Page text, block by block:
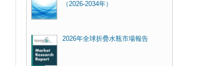
（2026-2034年）
2026年全球折疊水瓶市場報告